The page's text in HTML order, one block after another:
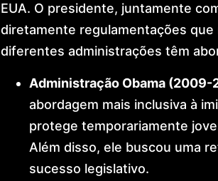
EUA. O presidente, juntamente
diretamente regulamentações
diferentes administrações têm
Administração Obama (2009-
abordagem mais inclusiva à
protege temporariamente
Além disso, ele buscou uma
sucesso legislativo.